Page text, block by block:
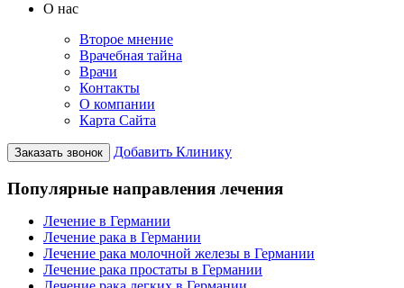
О нас
Второе мнение
Врачебная тайна
Врачи
Контакты
О компании
Карта Сайта
Заказать звонок Добавить Клинику
Популярные направления лечения
Лечение в Германии
Лечение рака в Германии
Лечение рака молочной железы в Германии
Лечение рака простаты в Германии